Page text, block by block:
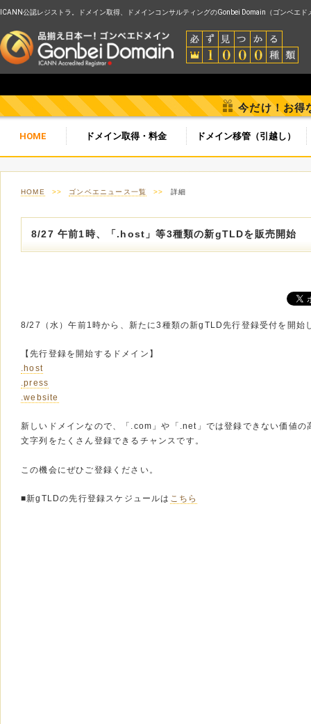
ICANN公認レジストラ。ドメイン取得、ドメインコンサルティングのGonbei Domain（ゴンベエド
今だけ！お得
HOME ドメイン取得・料金 ドメイン移管（引越し）
HOME >> ゴンベエニュース一覧 >> 詳細
8/27 午前1時、「.host」等3種類の新gTLDを販売開始
8/27（水）午前1時から、新たに3種類の新gTLD先行登録受付を開始
【先行登録を開始するドメイン】
.host
.press
.website
新しいドメインなので、「.com」や「.net」では登録できない価値の
文字列をたくさん登録できるチャンスです。
この機会にぜひご登録ください。
■新gTLDの先行登録スケジュールは こちら